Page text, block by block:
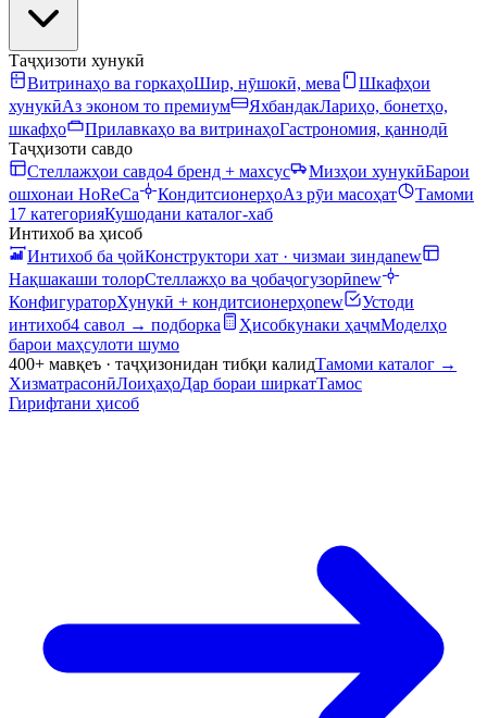
Таҷҳизоти хунукӣ
Витринаҳо ва горкаҳоШир, нӯшокӣ, мева
Шкафҳои
хунукӣАз эконом то премиум ЯхбандакЛариҳо, бонетҳо,
шкафҳо
Прилавкаҳо ва витринаҳоГастрономия, қаннодӣ
Таҷҳизоти савдо
Стеллажҳои савдо4 бренд + махсус Мизҳои хунукӣБарои
ошхонаи HoReCa
КондитсионерҳоАз рӯи масоҳат
Тамоми
17 категорияКушодани каталог-хаб
Интихоб ва ҳисоб
Интихоб ба ҷойКонструктори хат · чизмаи зиндаnew
Нақшакаши толорСтеллажҳо ва ҷобаҷогузорӣnew
КонфигураторХунукӣ + кондитсионерҳоnew
Устоди
интихоб4 савол → подборка Ҳисобкунаки ҳаҷмМоделҳо
барои маҳсулоти шумо
400+ мавқеъ · таҷҳизонидан тибқи калидТамоми каталог →
ХизматрасонӣЛоиҳаҳоДар бораи ширкатТамос
Гирифтани ҳисоб